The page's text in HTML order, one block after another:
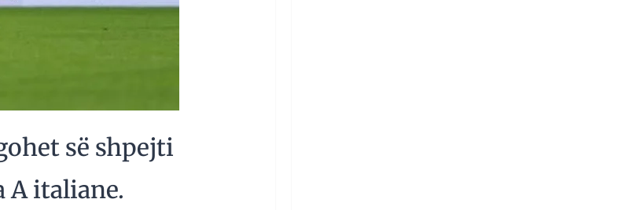
së shpejti
A italiane.